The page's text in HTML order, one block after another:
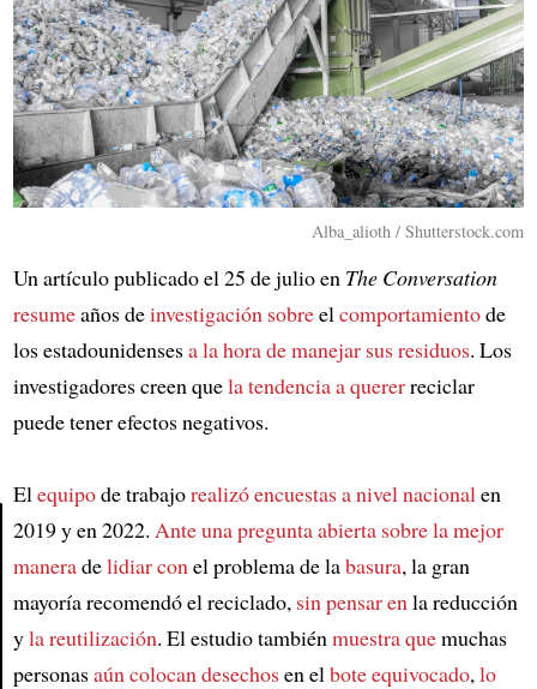
Article
Alba_alioth / Shutterstock.com
Un artículo publicado el 25 de julio en The Conversation
resumeaños deinvestigación sobreel comportamientode
los estadounidensesa la hora demanejar sus residuos. Los
investigadores creen quela tendencia a quererreciclar
puede tener efectos negativos.
El equipode trabajorealizó encuestasa nivel nacional en
2019 y en 2022. Ante una pregunta abierta sobre la mejor
maneradelidiar con el problema de labasura, la gran
mayoría recomendó el reciclado, sin pensar en la reducción
yla reutilización. El estudio también muestra quemuchas
personasaún colocan desechosen el bote equivocado, lo